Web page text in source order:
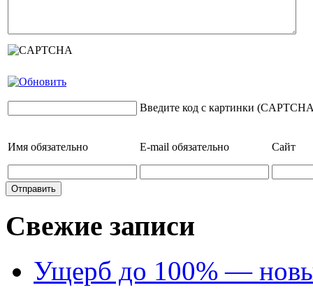
Введите код с картинки
Имя обязательно E-mail обязательно Сайт
Свежие записи
Ущерб до 100% —